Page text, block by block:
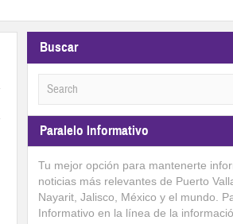
Buscar
Paralelo Informativo
Tu mejor opción para mantenerte
noticias más relevantes de Puerto
Nayarit, Jalisco, México y el mundo.
Informativo en la línea de la